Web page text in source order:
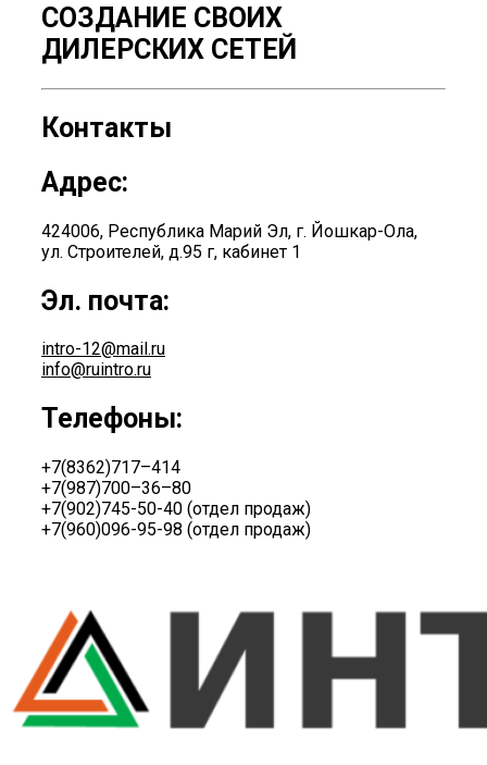
СОЗДАНИЕ СВОИХ
ДИЛЕРСКИХ СЕТЕЙ
Контакты
Адрес:
424006, Республика Марий Эл, г. Йошкар-Ола,
ул. Строителей, д.95 г, кабинет 1
Эл. почта:
intro-12@mail.ru
info@ruintro.ru
Телефоны:
+7(8362)717–414
+7(987)700–36–80
+7(902)745-50-40 (отдел продаж)
+7(960)096-95-98 (отдел продаж)